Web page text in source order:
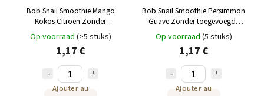
Bob Snail Smoothie Mango
Kokos Citroen Zonder
toegevoegde suiker 120 g
Op voorraad (>5 stuks)
1,17 €
Ajouter au
Bob Snail Smoothie Persimmon
Guave Zonder toegevoegde
suiker 120 g
Op voorraad (5 stuks)
1,17 €
Ajouter au